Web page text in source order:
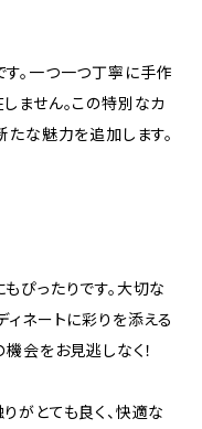
。一つ一つ丁寧に手作
ません。この特別なカ
たな魅力を追加します。
ぴったりです。大切な
ィネートに彩りを添える
会をお見逃しなく！
がとても良く、快適な